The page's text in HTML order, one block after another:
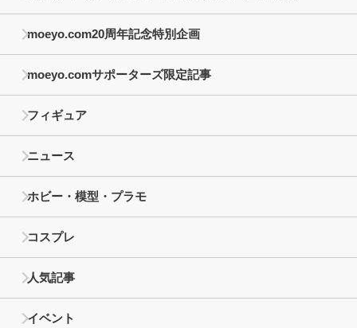
moeyo.com20周年記念特別企画
moeyo.comサポーターズ限定記事
フィギュア
ニュース
ホビー・模型・プラモ
コスプレ
人気記事
イベント